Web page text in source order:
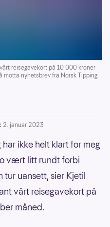
reisegavekort på 10 000 kroner
nyhetsbrev fra Norsk Tipping.
2. januar 2023
ikke helt klart for meg
vært litt rundt forbi
tur uansett, sier Kjetil
vårt reisegavekort på
måned.